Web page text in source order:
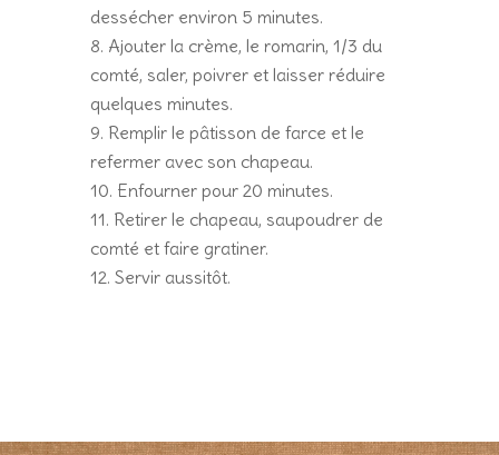
dessécher environ 5 minutes.
Ajouter la crème, le romarin, 1/3 du
comté, saler, poivrer et laisser réduire
quelques minutes.
Remplir le pâtisson de farce et le
refermer avec son chapeau.
Enfourner pour 20 minutes.
Retirer le chapeau, saupoudrer de
comté et faire gratiner.
Servir aussitôt.